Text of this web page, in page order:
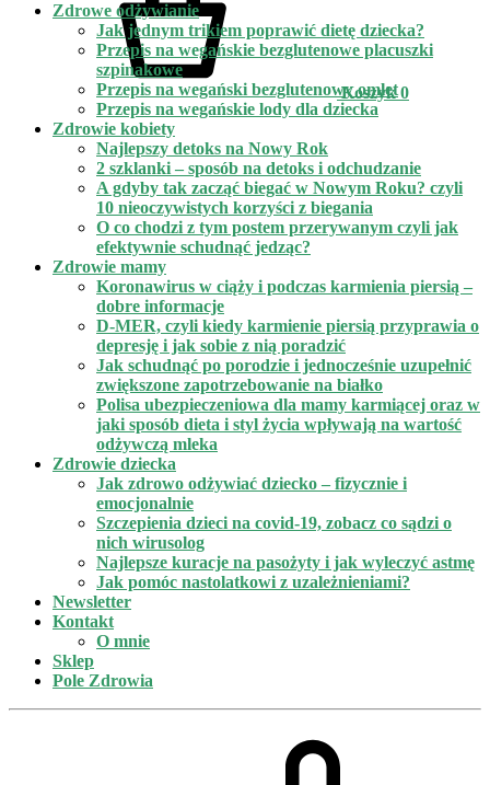
Koszyk 0
Zdrowe odżywianie
Jak jednym trikiem poprawić dietę dziecka?
Przepis na wegańskie bezglutenowe placuszki
szpinakowe
Przepis na wegański bezglutenowy omlet
Przepis na wegańskie lody dla dziecka
Zdrowie kobiety
Najlepszy detoks na Nowy Rok
2 szklanki – sposób na detoks i odchudzanie
A gdyby tak zacząć biegać w Nowym Roku? czyli
10 nieoczywistych korzyści z biegania
O co chodzi z tym postem przerywanym czyli jak
efektywnie schudnąć jedząc?
Zdrowie mamy
Koronawirus w ciąży i podczas karmienia piersią –
dobre informacje
D-MER, czyli kiedy karmienie piersią przyprawia o
depresję i jak sobie z nią poradzić
Jak schudnąć po porodzie i jednocześnie uzupełnić
zwiększone zapotrzebowanie na białko
Polisa ubezpieczeniowa dla mamy karmiącej oraz w
jaki sposób dieta i styl życia wpływają na wartość
odżywczą mleka
Zdrowie dziecka
Jak zdrowo odżywiać dziecko – fizycznie i
emocjonalnie
Szczepienia dzieci na covid-19, zobacz co sądzi o
nich wirusolog
Najlepsze kuracje na pasożyty i jak wyleczyć astmę
Jak pomóc nastolatkowi z uzależnieniami?
Newsletter
Kontakt
O mnie
Sklep
Pole Zdrowia